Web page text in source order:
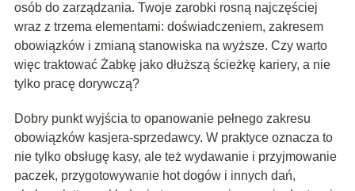
osób do zarządzania. Twoje zarobki rosną najczęściej
wraz z trzema elementami: doświadczeniem, zakresem
obowiązków i zmianą stanowiska na wyższe. Czy warto
więc traktować Żabkę jako dłuższą ścieżkę kariery, a nie
tylko pracę dorywczą?
Dobry punkt wyjścia to opanowanie pełnego zakresu
obowiązków kasjera-sprzedawcy. W praktyce oznacza to
nie tylko obsługę kasy, ale też wydawanie i przyjmowanie
paczek, przygotowywanie hot dogów i innych dań,